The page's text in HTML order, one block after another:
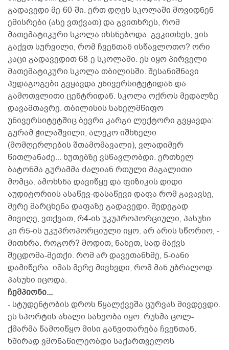
გადავედი მე-60-ში. ერთ დღეს სკოლაში მოვიდნენ
ემისრები (ასე ვთქვათ) და გვითხრეს, რომ
მათემატიკური სკოლა იხსნებოდა. გვკითხეს, ვის
გაქვთ სურვილი, რომ ჩვენთან ისწავლოთო? ორი
კაცი გადავედით 68-ე სკოლაში. ეს იყო პირველი
მათემატიკური სკოლა თბილისში. შესანიშნავი
პედაგოგები გვყავდა უნივერსიტეტიდან და
გამოთვლითი ცენტრიდან. სკოლა ოქროს მედალზე
დავამთავრე. თბილისის სახელმწიფო
უნივერსიტეტშიც ბევრი კარგი ლექტორი გვყავდა:
გურამ ჭილაშვილი, ალეკო იშხნელი
(მომღერლების შთამომავალი), ვლადიმერ
წითლანაძე... ხუთებზე ვსწავლობდი. ერთხელ
ბატონმა გურამმა ძალიან რთული მაგალითი
მომცა. ამოხსნა დავიწყე და ფიზიკის დიდი
აუდიტორიის ასაწევ-დასაწევი დაფა რომ გავავსე,
მერე მარცხენა დაფაზე გადავედი. შედეგად
მივიღე, ვთქვათ, რ4-ის უკუპროპორციული, პასუხი
კი რ5-ის უკუპროპორციული იყო. არ არის სწორიო, -
მითხრა. როგორ? მოდით, ნახეთ, სად მაქვს
შეცდომა-მეთქი. რომ არ დავეთანხმე, 5-იანი
დამიწერა. იმას მერე მივხვდი, რომ მან უბრალოდ
პასუხი იცოდა.
ჩემპიონი...
- სტუდენტობის დროს წყალქვეშა ცურვას მივდევდი.
ეს სპორტის ახალი სახეობა იყო. რუსმა ცოლ-
ქმარმა წამოიწყო მისი განვითარება ჩვენთან.
ხშირად ვმონაწილეობდი საქართველოს